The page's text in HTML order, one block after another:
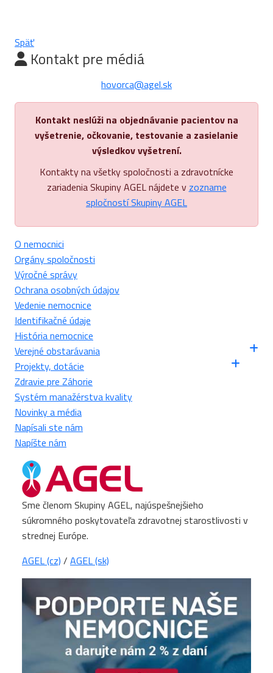
Späť
Kontakt pre médiá
hovorca@agel.sk
Kontakt neslúži na objednávanie pacientov na
vyšetrenie, očkovanie, testovanie a zasielanie
výsledkov vyšetrení.
Kontakty na všetky spoločnosti a zdravotnícke
zariadenia Skupiny AGEL nájdete v zozname
spločností Skupiny AGEL
O nemocnici
Orgány spoločnosti
Výročné správy
Ochrana osobných údajov
Vedenie nemocnice
Identifikačné údaje
História nemocnice
Verejné obstarávania
Projekty, dotácie
Zdravie pre Záhorie
Systém manažérstva kvality
Novinky a média
Napísali ste nám
Napíšte nám
Sme členom Skupiny AGEL, najúspešnejšieho
súkromného poskytovateľa zdravotnej starostlivosti v
strednej Európe.
AGEL (cz) / AGEL (sk)